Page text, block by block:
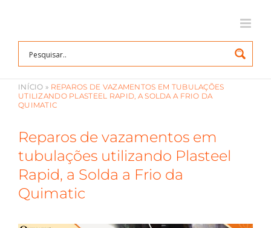
conteúdo
Reparos de vazamentos em
tubulações utilizando Plasteel
Rapid, a Solda a Frio da
Quimatic
INÍCIO » REPAROS DE VAZAMENTOS EM TUBULAÇÕES
UTILIZANDO PLASTEEL RAPID, A SOLDA A FRIO DA
QUIMATIC